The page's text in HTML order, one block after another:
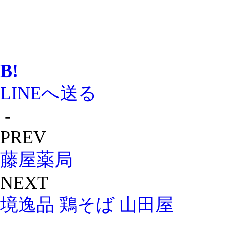
B!
LINEへ送る
-
PREV
藤屋薬局
NEXT
境逸品 鶏そば 山田屋